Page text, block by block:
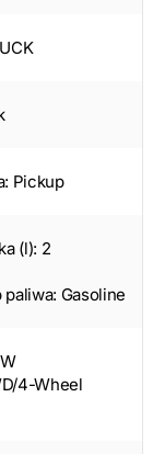
Pickup
(l): 2
Gasoline
4-Wheel